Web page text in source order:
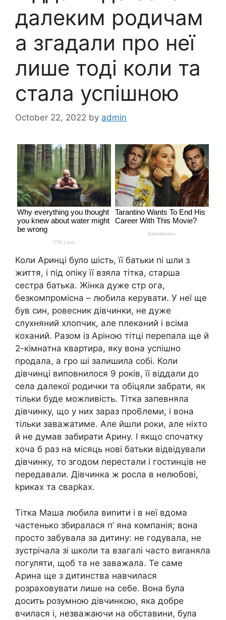
далеким родичам
а згадали про неї
лише тоді коли та
стала успішною
October 22, 2022 by admin
Коли Аринці було шість, її батьки пі шли з
життя, і під опіку її взяла тітка, старша
сестра батька. Жінка дуже стр ога,
безкомпромісна – любила керувати. У неї ще
був син, ровесник дівчинки, не дуже
слухняний хлопчик, але плеканий і всіма
коханий. Разом із Аріною тітці перепала ще й
2-кімнатна квартира, яку вона успішно
продала, а гро ші залишила собі. Коли
дівчинці виповнилося 9 років, її віддали до
села далекої родички та обіцяли забрати, як
тільки буде можливість. Тітка запевняла
дівчинку, що у них зараз про6леми, і вона
тільки заважатиме. Але йшли роки, але ніхто
й не думав забирати Арину. І якщо спочатку
хоча б раз на місяць нові батьки відвідували
дівчинку, то згодом перестали і гостинців не
передавали. Дівчинка ж росла в нелюбові,
kриках та сварkах.
Тітка Маша любила виnити і в неї вдома
частенько збиралася п’ яна компанія; вона
просто забувала за дитину: не годувала, не
зустрічала зі школи та взагалі часто виrаняла
погуляти, щоб та не заважала. Те саме
Арина ще з дитинства навчилася
розраховувати лише на себе. Вона була
досить розумною дівчинкою, яка добре
вчилася і, незважаючи на обставини, була